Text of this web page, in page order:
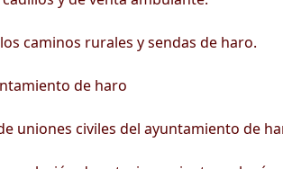
caminos rurales y sendas de haro.
de haro
uniones civiles del ayuntamiento de